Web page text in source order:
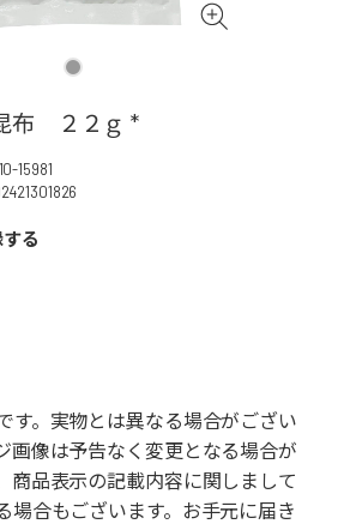
布 ２２ｇ *
15981
る
す。実物とは異なる場合がござい
画像は予告なく変更となる場合が
商品表示の記載内容に関しまして
場合もございます。お手元に届き